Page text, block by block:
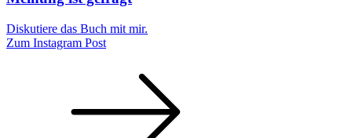
Diskutiere das Buch mit mir.
Zum Instagram Post